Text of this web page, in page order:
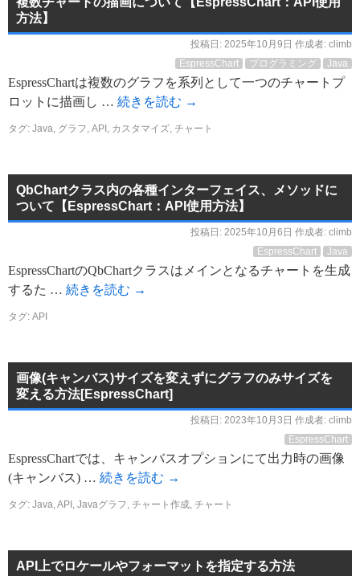
方法】
投稿日: 2025年10月9日 作成者: climb
EspressChart
プログラミング Java
EspressChartは複数のグラフを系列として一つのチャートプ
ロットに描画し … 続きを読む →
タグ: Java, グラフ, API , カスタマイズ, チャート
QbChartクラス内の各種インターフェイス、メソッドに
ついて【EspressChart：API使用方法】
投稿日: 2025年10月6日 作成者: climb
EspressChart
Java
EspressChartのQbChartクラスはメインとなるチャートを生成
するた … 続きを読む →
タグ: API
画像(キャンバス)サイズを変えずにグラフのみサイズを
変える方法[EspressChart]
投稿日: 2023年10月3日 作成者: climb
EspressChart
EspressChartでは、キャンバスオプションにて出力時の画像
(キャンバス) … 続きを読む →
タグ: Java,API , Javaグラフ, チャート作成, チャート
API上でロケールやフォーマットを指定する方法